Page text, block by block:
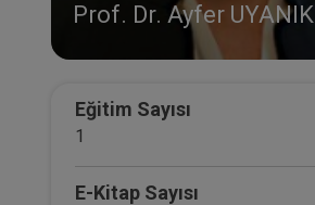
Prof. Dr. Ayfer UYANIK
Eğitim Sayısı
1
E-Kitap Sayısı